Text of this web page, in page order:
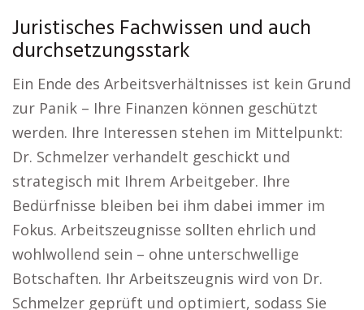
Juristisches Fachwissen und auch
durchsetzungsstark
Ein Ende des Arbeitsverhältnisses ist kein Grund
zur Panik – Ihre Finanzen können geschützt
werden. Ihre Interessen stehen im Mittelpunkt:
Dr. Schmelzer verhandelt geschickt und
strategisch mit Ihrem Arbeitgeber. Ihre
Bedürfnisse bleiben bei ihm dabei immer im
Fokus. Arbeitszeugnisse sollten ehrlich und
wohlwollend sein – ohne unterschwellige
Botschaften. Ihr Arbeitszeugnis wird von Dr.
Schmelzer geprüft und optimiert, sodass Sie